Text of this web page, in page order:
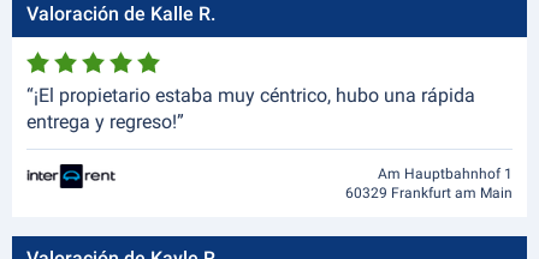
Valoración de Kalle R.
“¡El propietario estaba muy céntrico, hubo una rápida
entrega y regreso!”
Am Hauptbahnhof 1
60329 Frankfurt am Main